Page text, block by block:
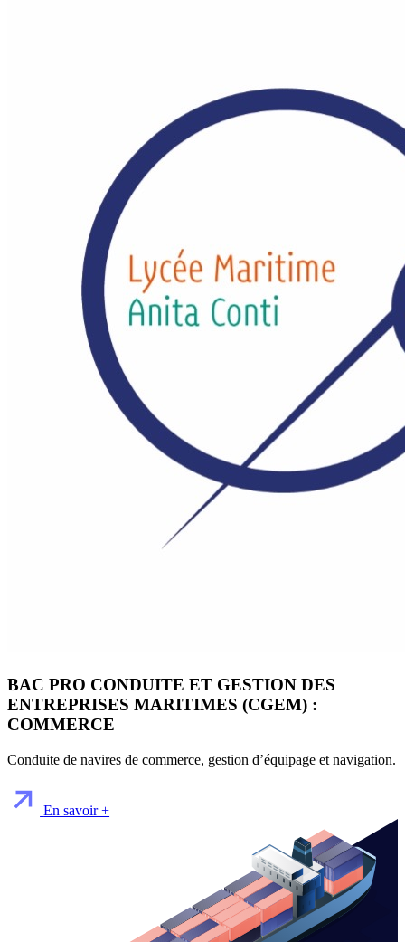
BAC PRO CONDUITE ET GESTION DES
ENTREPRISES MARITIMES (CGEM) :
COMMERCE
Conduite de navires de commerce, gestion d’équipage et navigation.
En savoir +